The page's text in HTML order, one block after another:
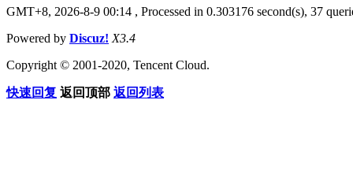
GMT+8, 2026-8-9 00:14 , Processed in 0.303176 second(s), 37
Powered by Discuz! X3.4
Copyright © 2001-2020, Tencent Cloud.
快速回复 返回顶部 返回列表